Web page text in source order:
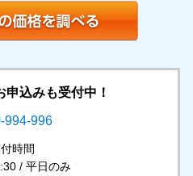
申込みも受付中！
994-996
時間
/ 平日のみ